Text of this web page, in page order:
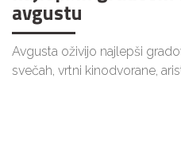
avgustu
Avgusta oživijo najlepši
svečah, vrtni kinodvorane,